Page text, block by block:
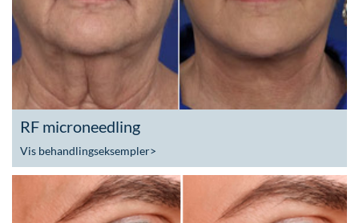
RF microneedling
Vis behandlingseksempler>